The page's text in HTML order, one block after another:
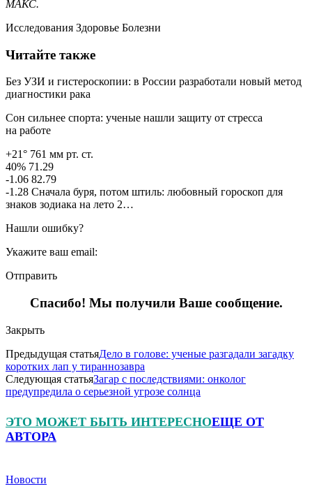
МАКС.
Исследования Здоровье Болезни
Читайте также
Без УЗИ и гистероскопии: в России разработали новый метод
диагностики рака
Сон сильнее спорта: ученые нашли защиту от стресса
на работе
+21° 761 мм рт. ст.
40% 71.29
-1.06 82.79
-1.28 Сначала буря, потом штиль: любовный гороскоп для
знаков зодиака на лето 2…
Нашли ошибку?
Укажите ваш email:
Отправить
Спасибо! Мы получили Ваше сообщение.
Закрыть
Предыдущая статьяДело в голове: ученые разгадали загадку
коротких лап у тираннозавра
Следующая статьяЗагар с последствиями: онколог
предупредила о серьезной угрозе солнца
ЭТО МОЖЕТ БЫТЬ ИНТЕРЕСНОЕЩЕ ОТ
АВТОРА
Новости